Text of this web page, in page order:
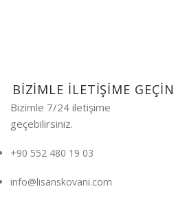
BİZİMLE İLETİŞİME GEÇİN
Bizimle 7/24 iletişime
geçebilirsiniz.
+90 552 480 19 03
info@lisanskovani.com